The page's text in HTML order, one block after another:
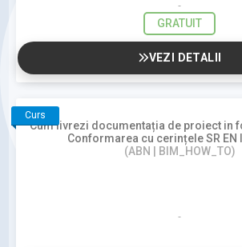
GRATUIT
VEZI DETALII
Curs
Cum livrezi documentația de proiect in
Conformarea cu cerințele SR EN
(ABN | BIM_HOW_TO)